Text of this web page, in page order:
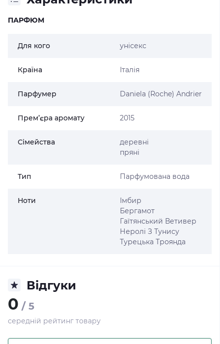
ПАРФЮМ
Для кого унісекс
Країна Італія
Парфумер Daniela (Roche) Andrier
Прем’єра аромату 2015
Сімейства
деревні
пряні
Тип Парфумована вода
Ноти
Імбир
Бергамот
Гаїтянський Ветивер
Неролі З Тунису
Турецька Троянда
Відгуки
0 / 5
середній рейтинг товару